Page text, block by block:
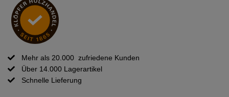
 Mehr als 20.000 zufriedene Kunden
 Über 14.000 Lagerartikel
 Schnelle Lieferung